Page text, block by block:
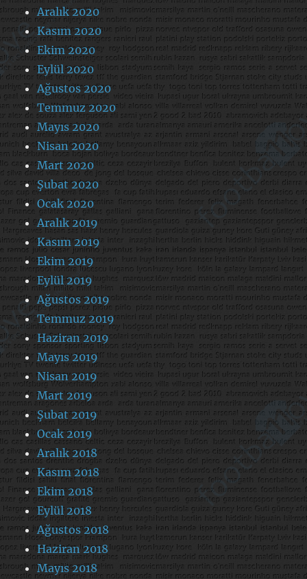
Aralık 2020
Kasım 2020
Ekim 2020
Eylül 2020
Ağustos 2020
Temmuz 2020
Mayıs 2020
Nisan 2020
Mart 2020
Şubat 2020
Ocak 2020
Aralık 2019
Kasım 2019
Ekim 2019
Eylül 2019
Ağustos 2019
Temmuz 2019
Haziran 2019
Mayıs 2019
Nisan 2019
Mart 2019
Şubat 2019
Ocak 2019
Aralık 2018
Kasım 2018
Ekim 2018
Eylül 2018
Ağustos 2018
Haziran 2018
Mayıs 2018